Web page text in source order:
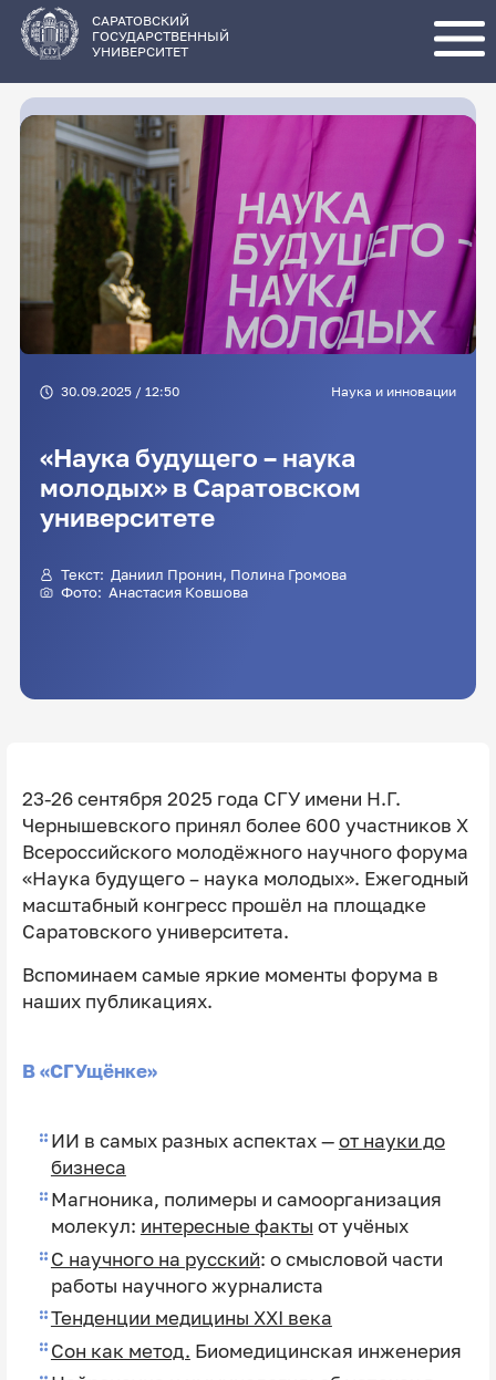
основному
содержанию
САРАТОВСКИЙ
ГОСУДАРСТВЕННЫЙ
УНИВЕРСИТЕТ
30.09.2025 / 12:50 Наука и инновации
«Наука будущего – наука
молодых» в Саратовском
университете
Текст: Даниил Пронин, Полина Громова
Фото: Анастасия Ковшова
23-26 сентября 2025 года СГУ имени Н.Г.
Чернышевского принял более 600 участников X
Всероссийского молодёжного научного форума
«Наука будущего – наука молодых». Ежегодный
масштабный конгресс прошёл на площадке
Саратовского университета.
Вспоминаем самые яркие моменты форума в
наших публикациях.
В «СГУщёнке»
ИИ в самых разных аспектах — от науки до
бизнеса
Магноника, полимеры и самоорганизация
молекул: интересные факты от учёных
С научного на русский: о смысловой части
работы научного журналиста
Тенденции медицины XXI века
Сон как метод. Биомедицинская инженерия